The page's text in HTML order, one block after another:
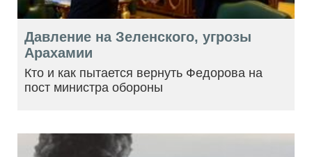
Давление на Зеленского, угрозы
Арахамии
Кто и как пытается вернуть Федорова на
пост министра обороны